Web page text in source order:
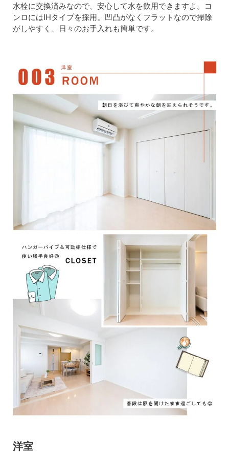
水栓に交換済みなので、安心して水を飲用できますよ。コ
ンロにはIHタイプを採用。凹凸がなくフラットなので掃除
がしやすく、日々のお手入れも簡単です。
洋室